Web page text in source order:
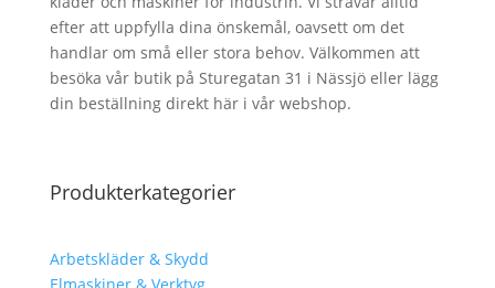
efter att uppfylla dina önskemål, oavsett om det
handlar om små eller stora behov. Välkommen att
besöka vår butik på Sturegatan 31 i Nässjö eller lägg
din beställning direkt här i vår webshop.
Produkterkategorier
Arbetskläder & Skydd